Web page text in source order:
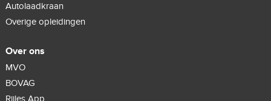
Autolaadkraan
Overige opleidingen
Over ons
MVO
BOVAG
Rijles App